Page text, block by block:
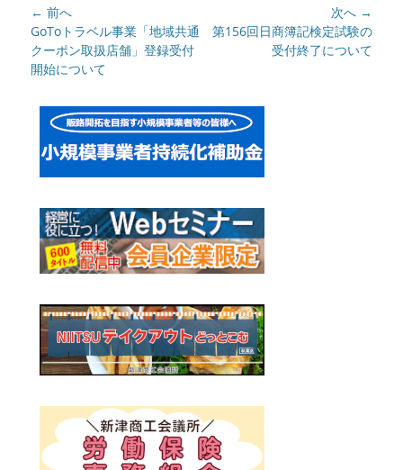
リ
ー
投
稿
ナ
ビ
ゲ
シ
ョ
← 前へ
前
の
記
GoToトラベル事業「地域共通
クーポン取扱店舗」登録受付
開始について
次へ →
次第156回日商簿記検定試験の
受付終了について